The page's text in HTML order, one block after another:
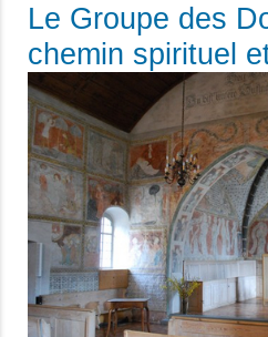
Le Groupe des
chemin spirituel